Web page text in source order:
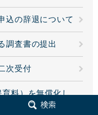
込の辞退について
調査書の提出
次受付
料）を無償化し